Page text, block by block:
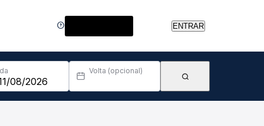
ENTRAR
Volta (opcional)